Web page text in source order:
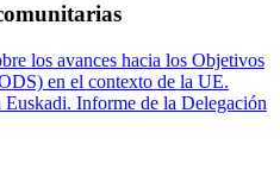
los avances hacia los Objetivos
en el contexto de la UE.
Informe de la Delegación